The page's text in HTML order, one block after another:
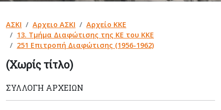
ΑΣΚΙ Αρχειο ΑΣΚΙ
Αρχείο ΚΚΕ
13. Τμήμα Διαφώτισης της ΚΕ του ΚΚΕ
251 Επιτροπή Διαφώτισης (1956-1962)
(Χωρίς τίτλο)
ΣΥΛΛΟΓΉ ΑΡΧΕΊΩΝ